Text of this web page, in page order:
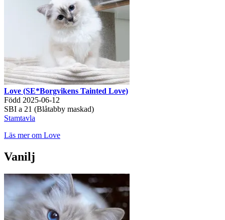
Love (SE*Borgvikens Tainted Love)
Född 2025-06-12
SBI a 21 (Blåtabby maskad)
Stamtavla
Läs mer om Love
Vanilj